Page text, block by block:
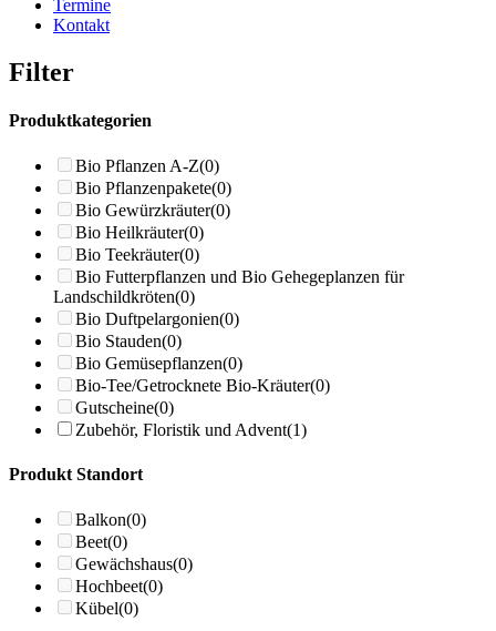
Termine
Kontakt
Filter
Produktkategorien
Bio Pflanzen A-Z(0)
Bio Pflanzenpakete(0)
Bio Gewürzkräuter(0)
Bio Heilkräuter(0)
Bio Teekräuter(0)
Bio Futterpflanzen und Bio Gehegeplanzen für
Landschildkröten(0)
Bio Duftpelargonien(0)
Bio Stauden(0)
Bio Gemüsepflanzen(0)
Bio-Tee/Getrocknete Bio-Kräuter(0)
Gutscheine(0)
Zubehör, Floristik und Advent(1)
Produkt Standort
Balkon(0)
Beet(0)
Gewächshaus(0)
Hochbeet(0)
Kübel(0)